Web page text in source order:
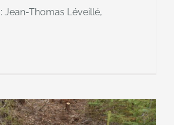
Jean-Thomas Léveillé,